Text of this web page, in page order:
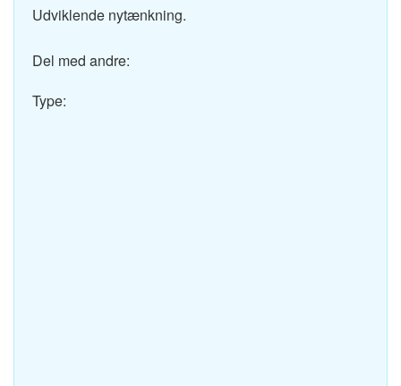
Udviklende nytænkning.
Del med andre:
Type: